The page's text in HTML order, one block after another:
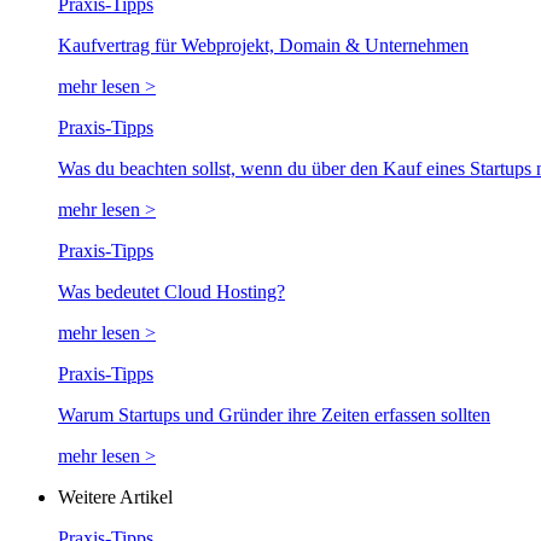
Praxis-Tipps
Kaufvertrag für Webprojekt, Domain & Unternehmen
mehr lesen >
Praxis-Tipps
Was du beachten sollst, wenn du über den Kauf eines Startups
mehr lesen >
Praxis-Tipps
Was bedeutet Cloud Hosting?
mehr lesen >
Praxis-Tipps
Warum Startups und Gründer ihre Zeiten erfassen sollten
mehr lesen >
Weitere Artikel